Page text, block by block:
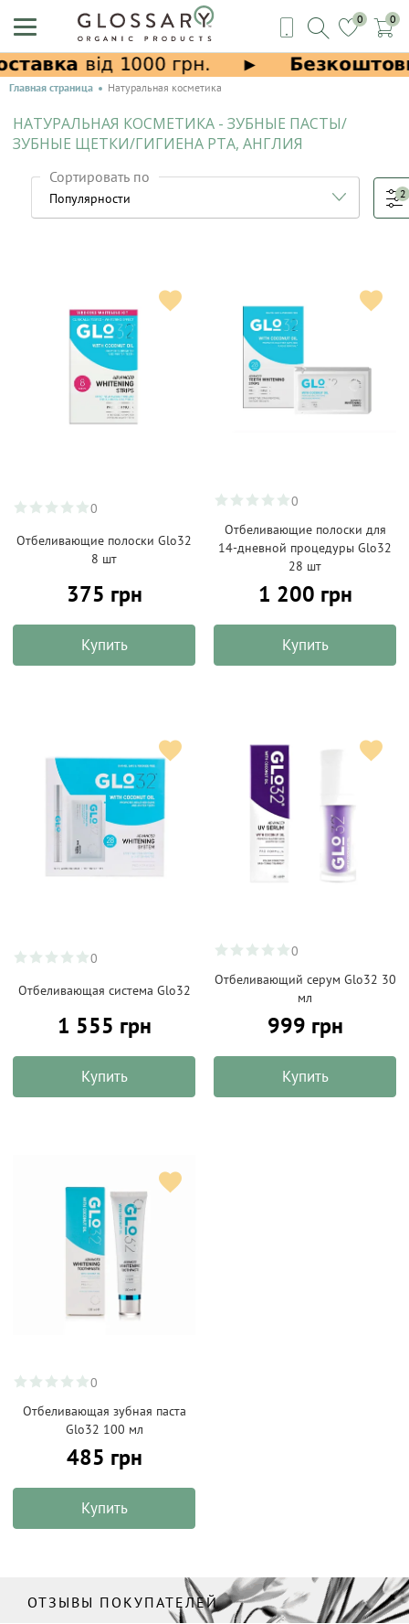
0 0
Главная страница Натуральная косметика
НАТУРАЛЬНАЯ КОСМЕТИКА - ЗУБНЫЕ ПАСТЫ/
ЗУБНЫЕ ЩЕТКИ/ГИГИЕНА РТА, АНГЛИЯ
Сортировать по
2
0
Отбеливающие полоски Glo32
8 шт
375 грн
Купить
0
Отбеливающие полоски для
14-дневной процедуры Glo32
28 шт
1 200 грн
Купить
0
Отбеливающая система Glo32
1 555 грн
Купить
0
Отбеливающий серум Glo32 30
мл
999 грн
Купить
0
Отбеливающая зубная паста
Glo32 100 мл
485 грн
Купить
ОТЗЫВЫ ПОКУПАТЕЛЕЙ